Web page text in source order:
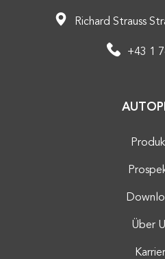
Richard Strauss
+43 1
Über